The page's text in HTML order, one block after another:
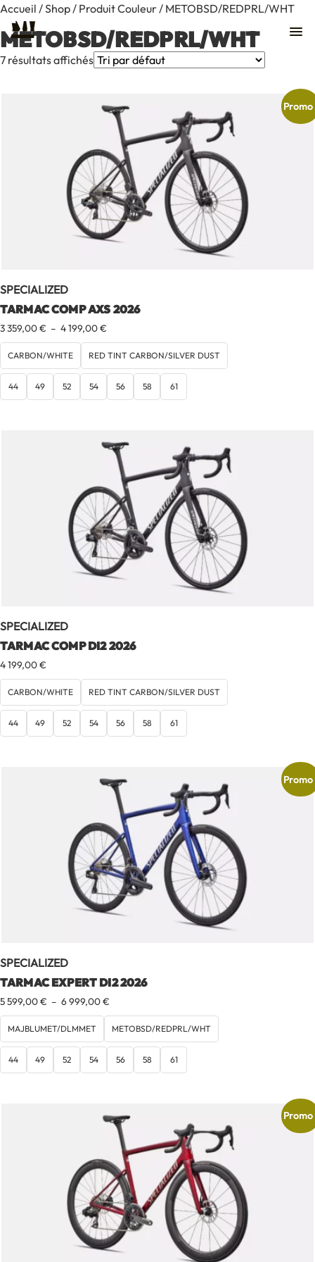
Contact
Accueil /Shop/ Produit Couleur / METOBSD/REDPRL/WHT
METOBSD/REDPRL/WHT
7 résultats affichés
Promo
SPECIALIZED
TARMAC COMP AXS 2026
3 359,00€ – 4 199,00€
de
prix :
3
359,00 €
à
CARBON/WHITE RED TINT CARBON/SILVER DUST
44 49 52 54 56 58 61
SPECIALIZED
TARMAC COMP DI2 2026
4 199,00€
CARBON/WHITE RED TINT CARBON/SILVER DUST
44 49 52 54 56 58 61
Promo
SPECIALIZED
TARMAC EXPERT DI2 2026
5 599,00€ – 6 999,00€
de
prix :
5
599,00 €
à
MAJBLUMET/DLMMET METOBSD/REDPRL/WHT
44 49 52 54 56 58 61
Promo